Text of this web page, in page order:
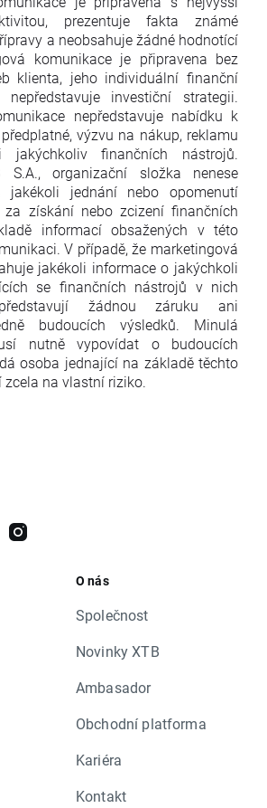
prezentuje fakta známé
a neobsahuje žádné hodnotící
komunikace je připravena bez
klienta, jeho individuální finanční
investiční strategii.
nepředstavuje nabídku k
výzvu na nákup, reklamu
jakýchkoliv finančních nástrojů.
S.A., organizační složka nenese
jakékoli jednání nebo opomenutí
za získání nebo zcizení finančních
informací obsažených v této
V případě, že marketingová
jakékoli informace o jakýchkoli
se finančních nástrojů v nich
žádnou záruku ani
budoucích výsledků. Minulá
nutně vypovídat o budoucích
osoba jednající na základě těchto
na vlastní riziko.
O nás
Společnost
Novinky XTB
Ambasador
Obchodní platforma
Kariéra
Kontakt